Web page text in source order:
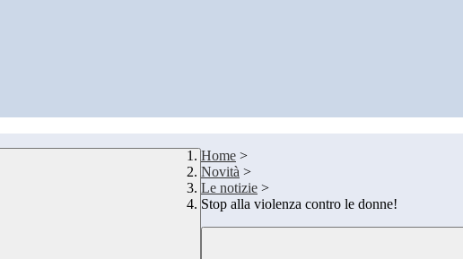
Home >
Novità >
Le notizie >
Stop alla violenza contro le donne!